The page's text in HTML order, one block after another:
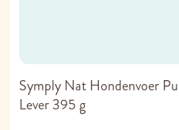
Symply Nat Hondenvoer
Lever 395 g